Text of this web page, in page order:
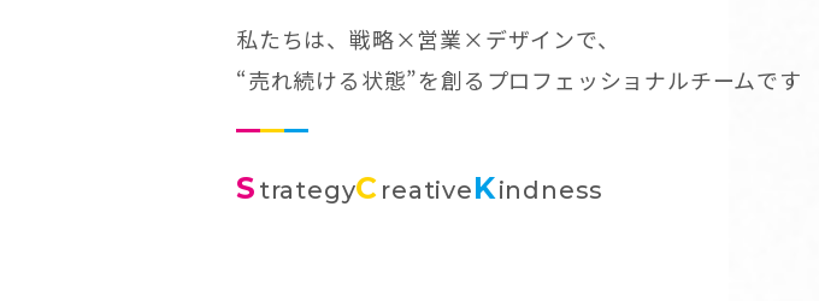
私たちは、戦略×営業×デザインで、
“売れ続ける状態”を創るプロフェッショナルチームです
S trategyC reativeKindness